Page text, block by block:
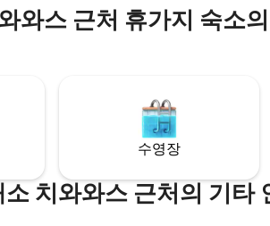
와스 근처 휴가지 숙소
수영장
소 치와와스 근처의 기타